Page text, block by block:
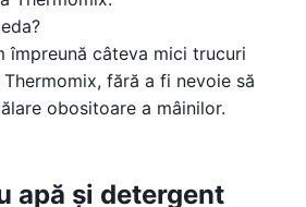
împreună câteva mici trucuri
fără a fi nevoie să
obositoare a mâinilor.
apă și detergent